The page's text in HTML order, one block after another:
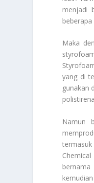
menjadi
Maka
yang di
gunakan
Namun